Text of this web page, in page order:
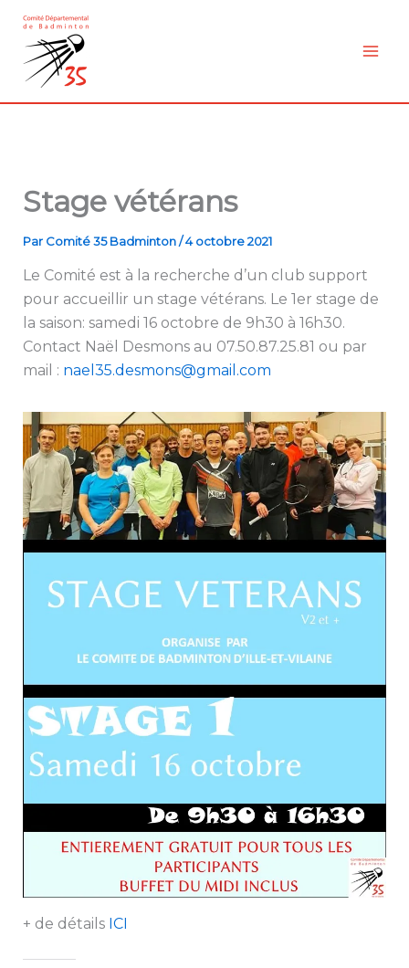
contenu
Stage vétérans
Par Comité 35 Badminton/4 octobre 2021
Le Comité est à la recherche d’un club support
pour accueillir un stage vétérans. Le 1er stage de
la saison: samedi 16 octobre de 9h30 à 16h30.
Contact Naël Desmons au 07.50.87.25.81 ou par
mail : nael35.desmons@gmail.com
+ de détails ICI